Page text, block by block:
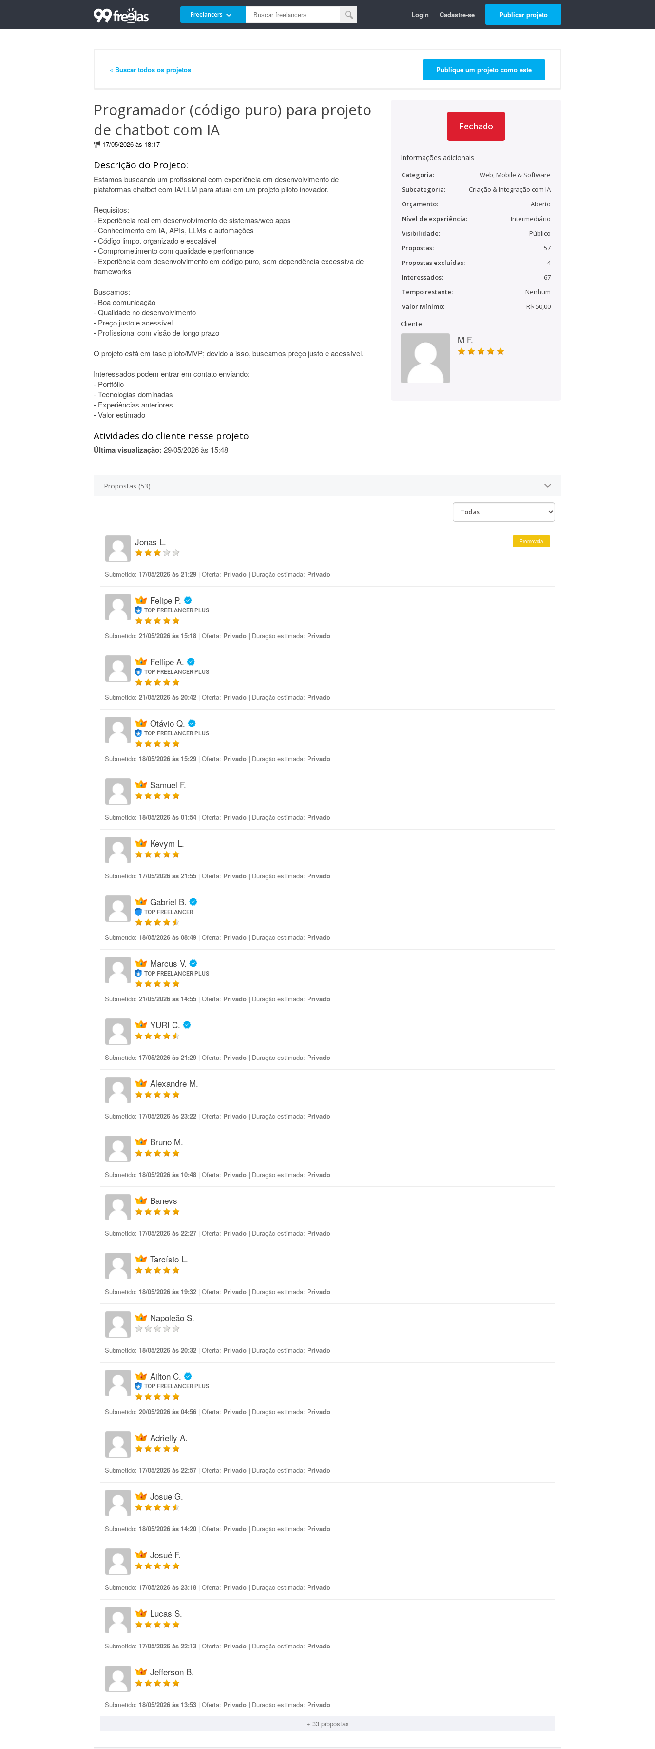
Freelancers Login Cadastre-se Publicar projeto
« Buscar todos os projetos Publique um projeto como este
Programador (código puro) para projeto
de chatbot com IA
17/05/2026 às 18:17
Descrição do Projeto:
Estamos buscando um profissional com experiência em desenvolvimento de
plataformas chatbot com IA/LLM para atuar em um projeto piloto inovador.
Requisitos:
- Experiência real em desenvolvimento de sistemas/web apps
- Conhecimento em IA, APIs, LLMs e automações
- Código limpo, organizado e escalável
- Comprometimento com qualidade e performance
- Experiência com desenvolvimento em código puro, sem dependência excessiva de
frameworks
Buscamos:
- Boa comunicação
- Qualidade no desenvolvimento
- Preço justo e acessível
- Profissional com visão de longo prazo
O projeto está em fase piloto/MVP; devido a isso, buscamos preço justo e acessível.
Interessados podem entrar em contato enviando:
- Portfólio
- Tecnologias dominadas
- Experiências anteriores
- Valor estimado
Atividades do cliente nesse projeto:
Última visualização: 29/05/2026 às 15:48
Fechado
Informações adicionais
Categoria:
Web, Mobile & Software
Subcategoria:
Criação & Integração com IA
Orçamento:
Aberto
Nível de experiência:
Intermediário
Visibilidade:
Público
Propostas:
57
Propostas excluídas:
4
Interessados:
67
Tempo restante:
Nenhum
Valor Mínimo:
R$ 50,00
Cliente
M F.
Propostas (53)
Jonas L. Promovida
Submetido: 17/05/2026 às 21:29 | Oferta: Privado | Duração estimada: Privado
Felipe P.
TOP FREELANCER PLUS
Submetido: 21/05/2026 às 15:18 | Oferta: Privado | Duração estimada: Privado
Fellipe A.
TOP FREELANCER PLUS
Submetido: 21/05/2026 às 20:42 | Oferta: Privado | Duração estimada: Privado
Otávio Q.
TOP FREELANCER PLUS
Submetido: 18/05/2026 às 15:29 | Oferta: Privado | Duração estimada: Privado
Samuel F.
Submetido: 18/05/2026 às 01:54 | Oferta: Privado | Duração estimada: Privado
Kevym L.
Submetido: 17/05/2026 às 21:55 | Oferta: Privado | Duração estimada: Privado
Gabriel B.
TOP FREELANCER
Submetido: 18/05/2026 às 08:49 | Oferta: Privado | Duração estimada: Privado
Marcus V.
TOP FREELANCER PLUS
Submetido: 21/05/2026 às 14:55 | Oferta: Privado | Duração estimada: Privado
YURI C.
Submetido: 17/05/2026 às 21:29 | Oferta: Privado | Duração estimada: Privado
Alexandre M.
Submetido: 17/05/2026 às 23:22 | Oferta: Privado | Duração estimada: Privado
Bruno M.
Submetido: 18/05/2026 às 10:48 | Oferta: Privado | Duração estimada: Privado
Banevs
Submetido: 17/05/2026 às 22:27 | Oferta: Privado | Duração estimada: Privado
Tarcísio L.
Submetido: 18/05/2026 às 19:32 | Oferta: Privado | Duração estimada: Privado
Napoleão S.
Submetido: 18/05/2026 às 20:32 | Oferta: Privado | Duração estimada: Privado
Ailton C.
TOP FREELANCER PLUS
Submetido: 20/05/2026 às 04:56 | Oferta: Privado | Duração estimada: Privado
Adrielly A.
Submetido: 17/05/2026 às 22:57 | Oferta: Privado | Duração estimada: Privado
Josue G.
Submetido: 18/05/2026 às 14:20 | Oferta: Privado | Duração estimada: Privado
Josué F.
Submetido: 17/05/2026 às 23:18 | Oferta: Privado | Duração estimada: Privado
Lucas S.
Submetido: 17/05/2026 às 22:13 | Oferta: Privado | Duração estimada: Privado
Jefferson B.
Submetido: 18/05/2026 às 13:53 | Oferta: Privado | Duração estimada: Privado
+ 33 propostas